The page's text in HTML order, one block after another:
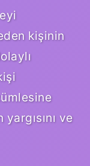
kişinin
ve